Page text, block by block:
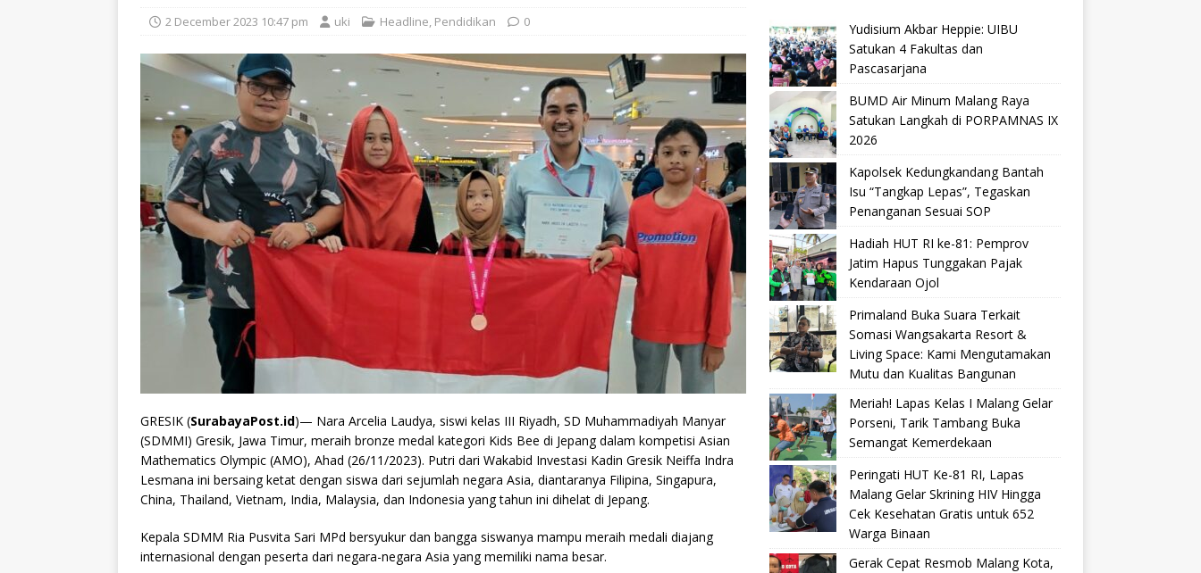
2 December 2023 10:47 pm uki Headline, Pendidikan 0
GRESIK (SurabayaPost.id)— Nara Arcelia Laudya, siswi kelas III Riyadh, SD Muhammadiyah Manyar
(SDMMI) Gresik, Jawa Timur, meraih bronze medal kategori Kids Bee di Jepang dalam kompetisi Asian
Mathematics Olympic (AMO), Ahad (26/11/2023). Putri dari Wakabid Investasi Kadin Gresik Neiffa Indra
Lesmana ini bersaing ketat dengan siswa dari sejumlah negara Asia, diantaranya Filipina, Singapura,
China, Thailand, Vietnam, India, Malaysia, dan Indonesia yang tahun ini dihelat di Jepang.
Kepala SDMM Ria Pusvita Sari MPd bersyukur dan bangga siswanya mampu meraih medali diajang
internasional dengan peserta dari negara-negara Asia yang memiliki nama besar.
Yudisium Akbar Heppie: UIBU
Satukan 4 Fakultas dan
Pascasarjana
BUMD Air Minum Malang Raya
Satukan Langkah di PORPAMNAS IX
2026
Kapolsek Kedungkandang Bantah
Isu “Tangkap Lepas”, Tegaskan
Penanganan Sesuai SOP
Hadiah HUT RI ke-81: Pemprov
Jatim Hapus Tunggakan Pajak
Kendaraan Ojol
Primaland Buka Suara Terkait
Somasi Wangsakarta Resort &
Living Space: Kami Mengutamakan
Mutu dan Kualitas Bangunan
Meriah! Lapas Kelas I Malang Gelar
Porseni, Tarik Tambang Buka
Semangat Kemerdekaan
Peringati HUT Ke-81 RI, Lapas
Malang Gelar Skrining HIV Hingga
Cek Kesehatan Gratis untuk 652
Warga Binaan
Gerak Cepat Resmob Malang Kota,